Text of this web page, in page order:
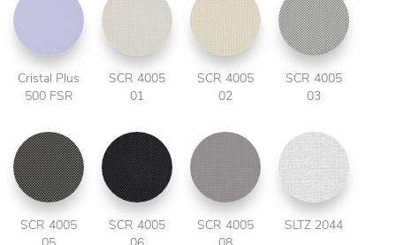
Cristal Plus
500 FSR
SCR 4005
01
SCR 4005
02
SCR 4005
03
SCR 4005
SCR 4005
SCR 4005
SLTZ 2044